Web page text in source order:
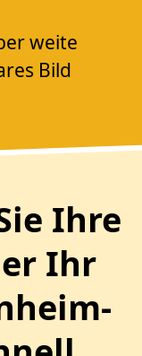
weite
Bild
Ihre
Ihr